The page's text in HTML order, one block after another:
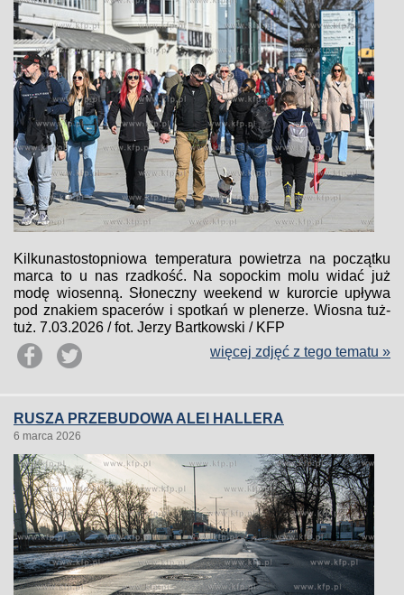
Kilkunastostopniowa temperatura powietrza na początku
marca to u nas rzadkość. Na sopockim molu widać już
modę wiosenną. Słoneczny weekend w kurorcie upływa
pod znakiem spacerów i spotkań w plenerze. Wiosna tuż-
tuż. 7.03.2026 / fot. Jerzy Bartkowski / KFP
więcej zdjęć z tego tematu »
RUSZA PRZEBUDOWA ALEI HALLERA
6 marca 2026